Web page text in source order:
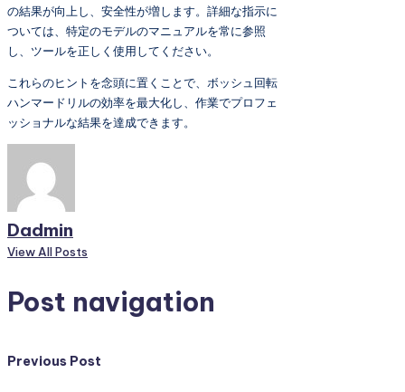
の結果が向上し、安全性が増します。詳細な指示に
ついては、特定のモデルのマニュアルを常に参照
し、ツールを正しく使用してください。
これらのヒントを念頭に置くことで、ボッシュ回転
ハンマードリルの効率を最大化し、作業でプロフェ
ッショナルな結果を達成できます。
Dadmin
View All Posts
Post navigation
Previous Post